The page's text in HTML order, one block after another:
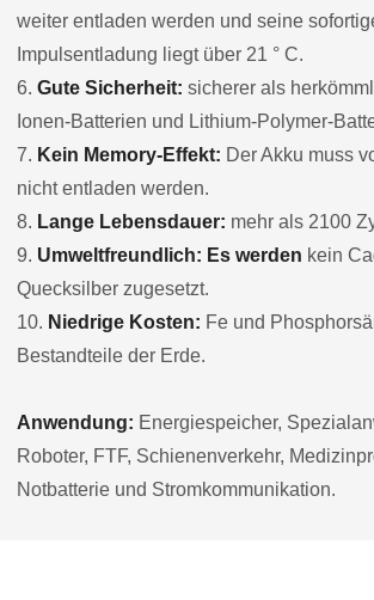
weiter entladen werden und seine
Impulsentladung liegt über 21 ° C.
6. Gute Sicherheit: sicherer als
Ionen-Batterien und Lithium-Polymer-
7. Kein Memory-Effekt: Der Akku muss
nicht entladen werden.
8. Lange Lebensdauer: mehr als 2100
9. Umweltfreundlich: Es werden kein
Quecksilber zugesetzt.
10. Niedrige Kosten: Fe und
Bestandteile der Erde.
Anwendung: Energiespeicher,
Roboter, FTF, Schienenverkehr,
Notbatterie und Stromkommunikation.